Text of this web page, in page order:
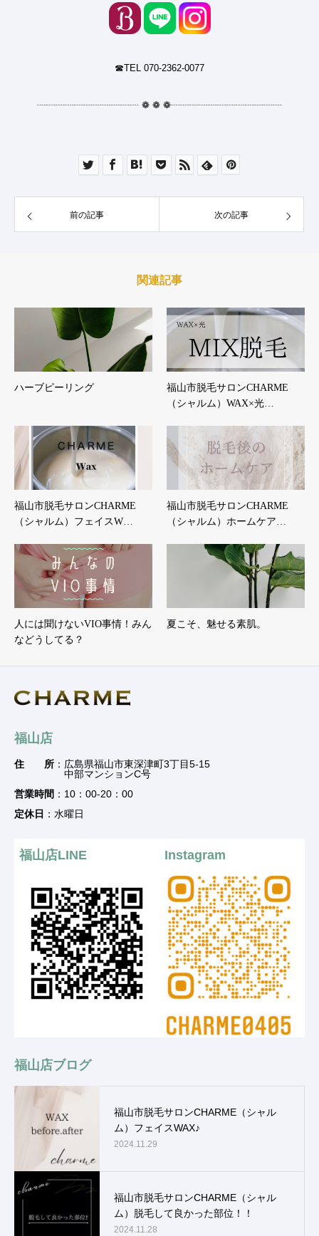
☎︎TEL 070-2362-0077
┈┈┈┈┈┈┈┈┈┈┈ ❁ ❁ ❁┈┈┈┈┈┈┈┈┈┈┈┈
前の記事 次の記事
関連記事
ハーブピーリング
福山市脱毛サロンCHARME
（シャルム）WAX×光…
福山市脱毛サロンCHARME
（シャルム）フェイスW…
福山市脱毛サロンCHARME
（シャルム）ホームケア…
人には聞けないVIO事情！みん
などうしてる？
夏こそ、魅せる素肌。
福山店
住 所 ：広島県福山市東深津町3丁目5-15
中部マンションC号
営業時間 ：10：00-20：00
定休日 ：水曜日
福山店LINE Instagram
福山店ブログ
福山市脱毛サロンCHARME（シャル
ム）フェイスWAX♪
2024.11.29
福山市脱毛サロンCHARME（シャル
ム）脱毛して良かった部位！！
2024.11.28